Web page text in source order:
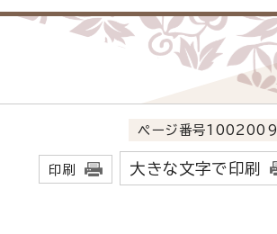
ページ番号1002009
印刷 大きな文字で印刷